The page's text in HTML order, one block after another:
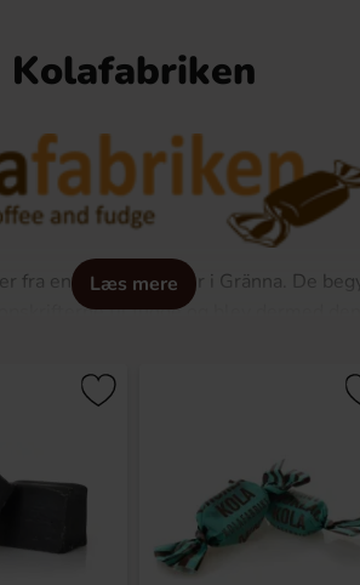
Kolafabriken
Læs mere
fra en karamel-koger i Gränna. De
til fudge og blev dermed
Sverige. Med en optimeret